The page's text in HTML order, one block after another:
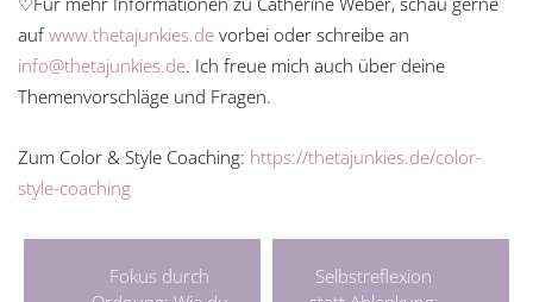
aufwww.thetajunkies.de vorbei oder schreibe an
info@thetajunkies.de. Ich freue mich auch über deine
Themenvorschläge und Fragen.
Zum Color & Style Coaching: https://thetajunkies.de/color-
style-coaching
Fokus durch
Selbstreflexion